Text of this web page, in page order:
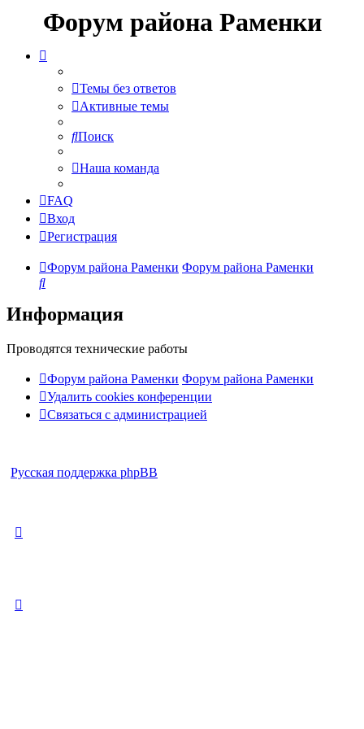
Форум района Раменки
Темы без ответов
Активные темы
Поиск
Наша команда
FAQ
Вход
Регистрация
Форум района Раменки Форум района Раменки
Поиск
Информация
Проводятся технические работы
Форум района Раменки Форум района Раменки
Удалить cookies конференции
Связаться с администрацией
Русская поддержка phpBB